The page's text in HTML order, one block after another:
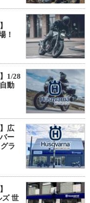
！
1/28
動
広
ー
ラ
ズ 世